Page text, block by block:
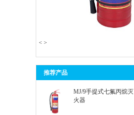
< >
推荐产品
MJ/9手提式七氟丙烷灭
火器